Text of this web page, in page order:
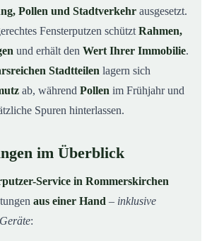
Pollen und Stadtverkehr ausgesetzt.
Fensterputzen schützt Rahmen,
und erhält den Wert Ihrer Immobilie.
Stadtteilen lagern sich
ab, während Pollen im Frühjahr und
Spuren hinterlassen.
im Überblick
Service in Rommerskirchen
aus einer Hand – inklusive
: